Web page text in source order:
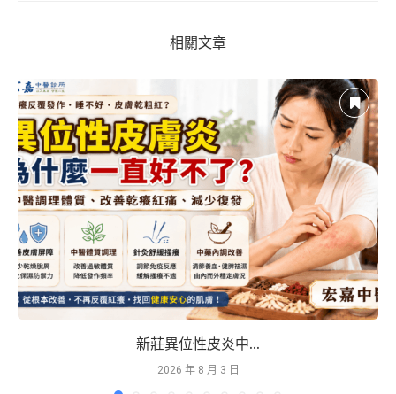
相關文章
新莊異位性皮炎中...
2026 年 8 月 3 日